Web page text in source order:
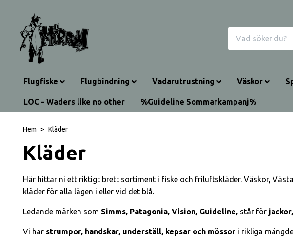
Flugfiske Flugbindning Vadarutrustning Väskor
LOC - Waders like no other %Guideline Sommarkampanj%
Hem Kläder
Kläder
Här hittar ni ett riktigt brett sortiment i fiske och friluftskläder. Väskor,
kläder för alla lägen i eller vid det blå.
Ledande märken som Simms, Patagonia, Vision, Guideline, står för
Vi har strumpor, handskar, underställ, kepsar och mössor i rikliga